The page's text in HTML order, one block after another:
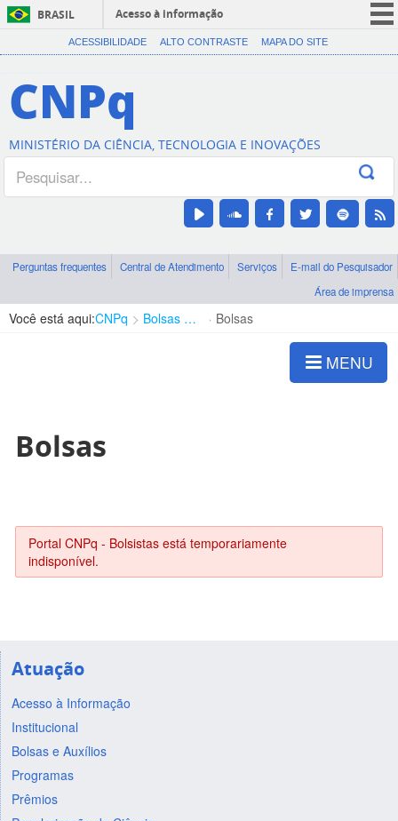
BRASIL
Acesso à informação
CORONAVÍRUS (COVID-19)
Canais
ACESSIBILIDADE ALTO CONTRASTE MAPA DO SITE
CNPq
MINISTÉRIO DA CIÊNCIA, TECNOLOGIA E INOVAÇÕES
Perguntas frequentes Central de Atendimento Serviços
E-mail do Pesquisador
Área de imprensa
Você está aqui:CNPq Bolsas e Auxílios Vigentes Bolsas
MENU
Bolsas
Portal CNPq - Bolsistas está temporariamente
indisponível.
Atuação
Acesso à Informação
Institucional
Bolsas e Auxílios
Programas
Prêmios